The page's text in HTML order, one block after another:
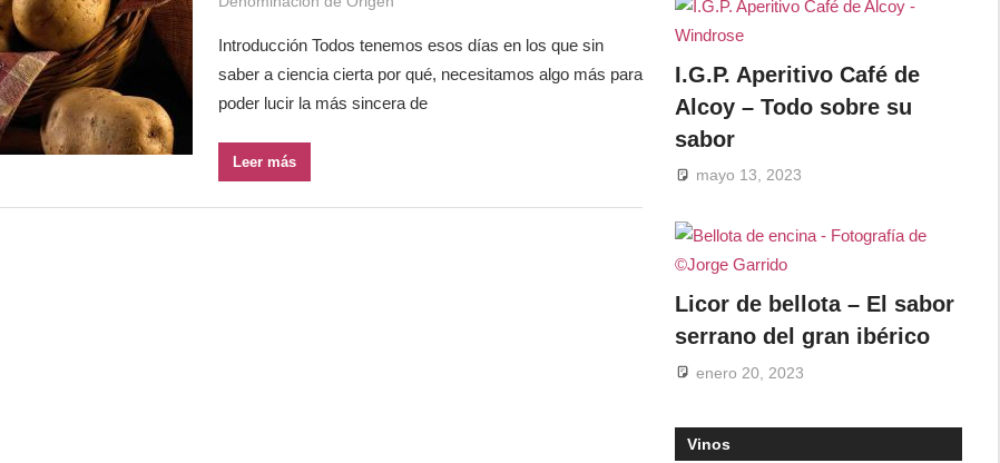
Introducción Todos tenemos esos días en los que sin
saber a ciencia cierta por qué, necesitamos algo más para
poder lucir la más sincera de
Leer más
I.G.P. Aperitivo Café de
Alcoy – Todo sobre su
sabor
mayo 13, 2023
Licor de bellota – El sabor
serrano del gran ibérico
enero 20, 2023
Vinos